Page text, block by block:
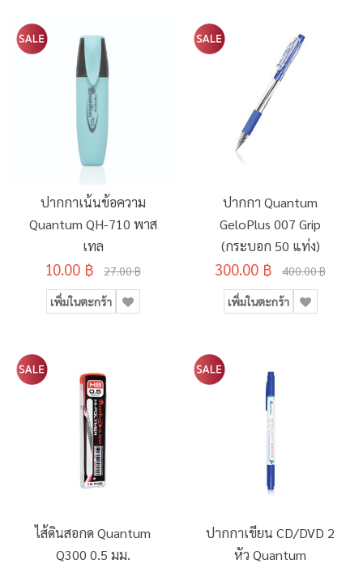
ปากกาเน้นข้อความ
Quantum QH-710 พาส
เทล
10.00 ฿ 27.00 ฿
เพิ่มในตะกร้า
ปากกา Quantum
GeloPlus 007 Grip
(กระบอก 50 แท่ง)
300.00 ฿ 400.00 ฿
เพิ่มในตะกร้า
ไส้ดินสอกด Quantum
Q300 0.5 มม.
ปากกาเขียน CD/DVD 2
หัว Quantum